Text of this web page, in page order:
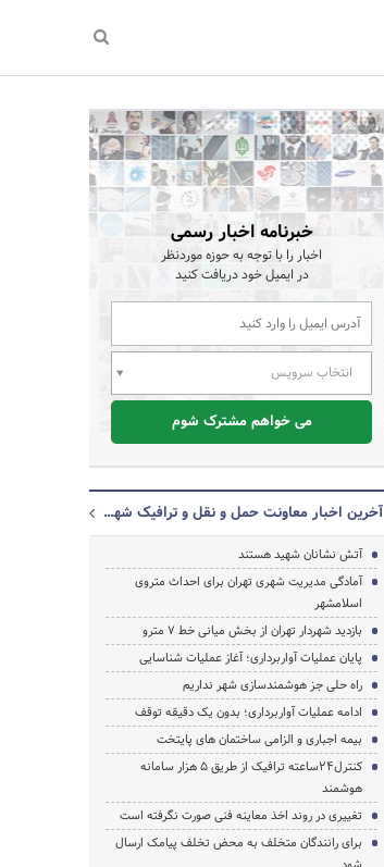
خبرنامه اخبار رسمی
اخبار را با توجه به حوزه موردنظر
در ایمیل خود دریافت کنید
انتخاب سرویس
می خواهم مشترک شوم
آخرین اخبار معاونت حمل و نقل و ترافیک شهرداری تهران
آتش نشانان شهید هستند
آمادگی مدیریت شهری تهران برای احداث متروی
اسلامشهر
بازدید شهردار تهران از بخش میانی خط 7 مترو
پایان عملیات آواربرداری؛ آغاز عملیات شناسایی
راه حلی جز هوشمندسازی شهر نداریم
ادامه عملیات آواربرداری؛ بدون یک دقیقه توقف
بیمه اجباری و الزامی ساختمان های پایتخت
کنترل24ساعته ترافیک از طریق 5 هزار سامانه
هوشمند
تغییری در روند اخذ معاینه فنی صورت نگرفته است
برای رانندگان متخلف به محض تخلف پیامک ارسال